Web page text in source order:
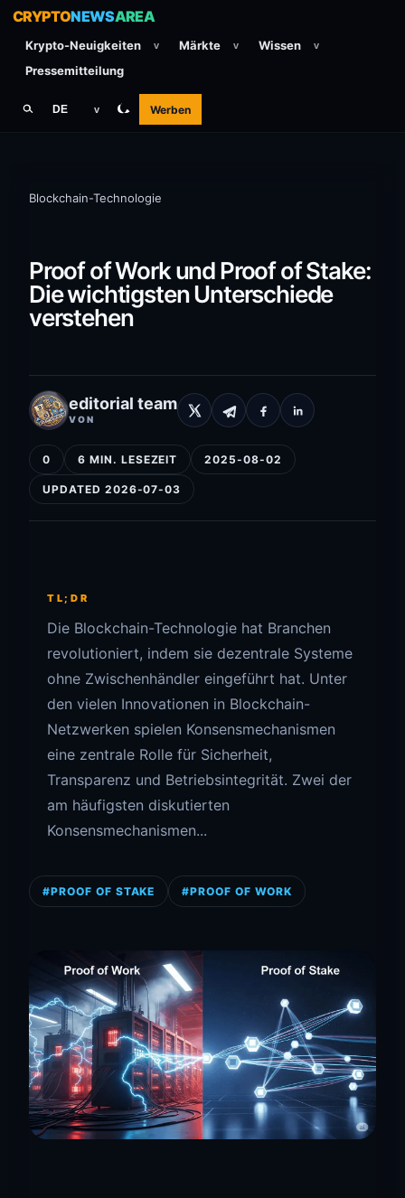
CRYPTONEWSAREA
Krypto-Neuigkeiten v Märkte v Wissen v
Pressemitteilung
DE v Werben
Blockchain-Technologie
Proof of Work und Proof of Stake:
Die wichtigsten Unterschiede
verstehen
editorial team
VON
0 6 MIN. LESEZEIT 2025-08-02
UPDATED 2026-07-03
TL;DR
Die Blockchain-Technologie hat Branchen
revolutioniert, indem sie dezentrale Systeme
ohne Zwischenhändler eingeführt hat. Unter
den vielen Innovationen in Blockchain-
Netzwerken spielen Konsensmechanismen
eine zentrale Rolle für Sicherheit,
Transparenz und Betriebsintegrität. Zwei der
am häufigsten diskutierten
Konsensmechanismen...
#PROOF OF STAKE #PROOF OF WORK